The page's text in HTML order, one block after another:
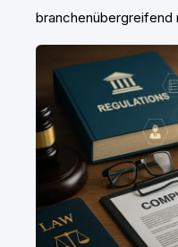
branchenübergreifend